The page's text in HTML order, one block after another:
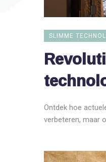
SLIMME
Ontdek hoe
verbeteren, maar